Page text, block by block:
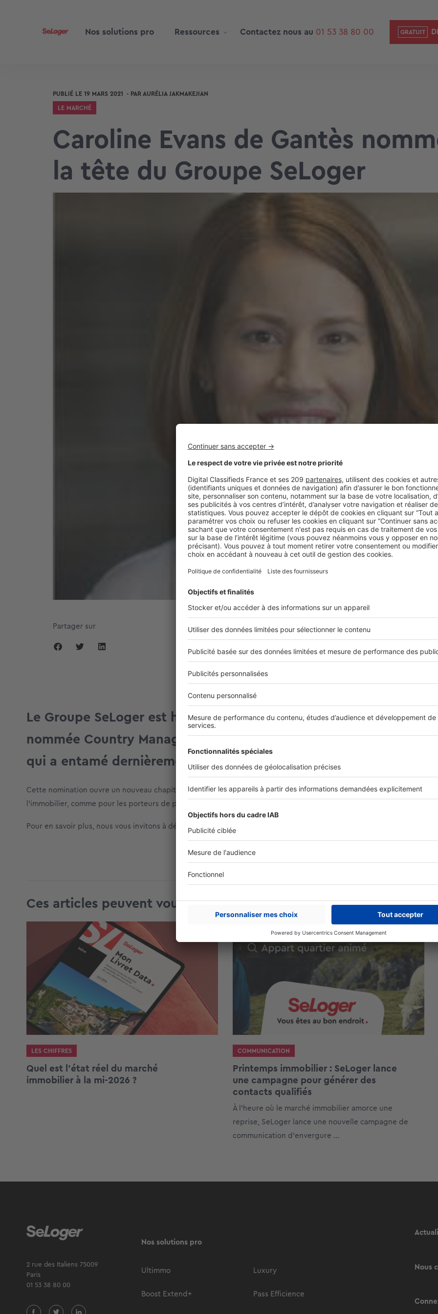
Nos solutions pro Ressources Contactez nous au 01 53 38 80 00
PUBLIÉ LE 19 MARS 2021 - PARAURÉLIA JAKMAKEJIAN
LE MARCHÉ
Caroline Evans de Gantès
la tête du Groupe SeLoger
Partager sur
Le Groupe SeLoger est heureux d’accueillir à sa tête Caroline de
nommée Country Managing Director, suite au départ de Bertrand
qui a entamé dernièrement une nouvelle aventure entrepreneuriale.
Cette nomination ouvre un nouveau chapitre pour le Groupe SeLoger et porte de fortes ambitions pour les
l’immobilier, comme pour les porteurs de projet qui ont recours à nos services.
Pour en savoir plus, nous vous invitons à découvrir un article sur le sujet, sur le site
Ces articles peuvent vous intéresser
LES CHIFFRES
Quel est l’état réel du marché
immobilier à la mi-2026 ?
COMMUNICATION
Printemps immobilier : SeLoger lance
une campagne pour générer des
contacts qualifiés
À l’heure où le marché immobilier amorce une
reprise, SeLoger lance une nouvelle campagne de
communication d’envergure ...
2 rue des Italiens 75009
Paris
01 53 38 80 00
Nos solutions pro
Ultimmo
Boost Extend+
Luxury
Pass Efficience
Nous